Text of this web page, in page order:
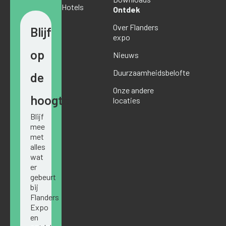
Blijf
op
de
hoogte
Blijf
mee
met
alles
wat
er
gebeurt
bij
Flanders
Expo
en
Hotels
Ontdek
Over Flanders
expo
Nieuws
Duurzaamheidsbelofte
Onze andere
locaties